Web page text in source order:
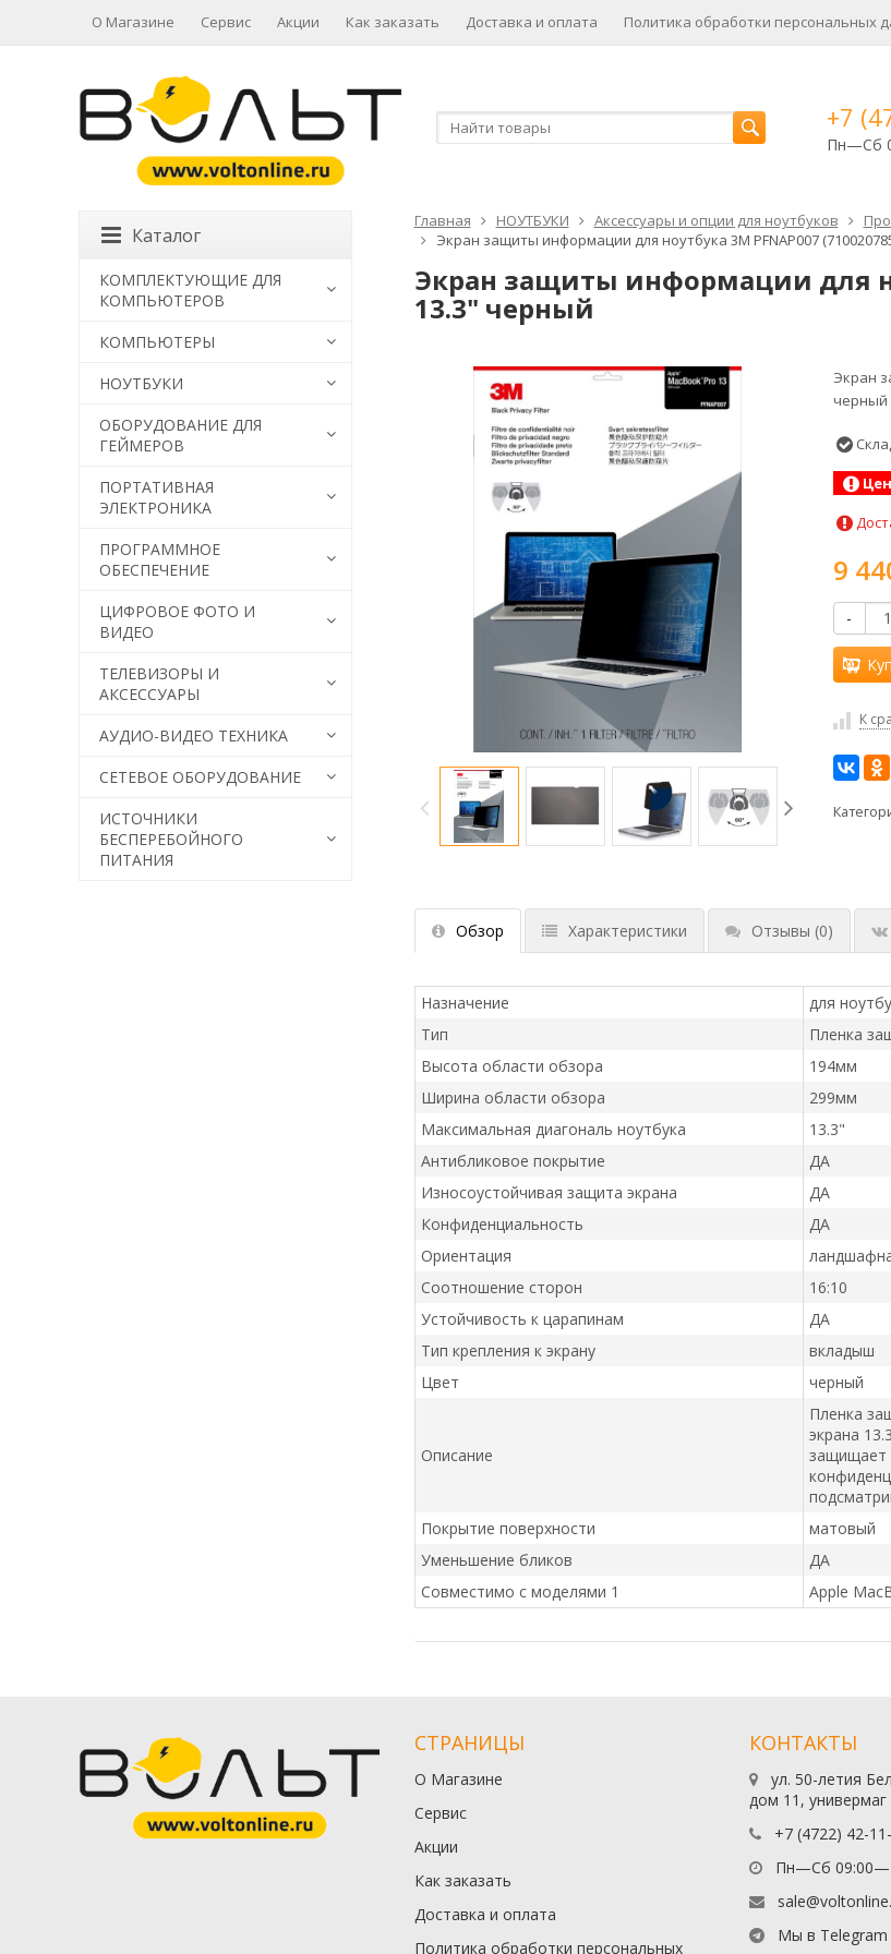
О Магазине Сервис Акции Как заказать Доставка и оплата Политика обработки персональных
+7
Пн—Сб
Главная НОУТБУКИ Аксессуары и опции для ноутбуков
Экран защиты информации для ноутбука 3M PFNAP007
Экран защиты информации для
13.3" черный
Экран
черный
9
-
К
Обзор Характеристики Отзывы (0)
Назначение
для
Тип
Пленка
Высота области обзора
194мм
Ширина области обзора
299мм
Максимальная диагональ ноутбука
13.3"
Антибликовое покрытие
ДА
Износоустойчивая защита экрана
ДА
Конфиденциальность
ДА
Ориентация
Соотношение сторон
16:10
Устойчивость к царапинам
ДА
Тип крепления к экрану
вкладыш
Цвет
черный
Описание
Пленка
экрана
защищает
Покрытие поверхности
матовый
Уменьшение бликов
ДА
Совместимо с моделями 1
Apple
Каталог
КОМПЛЕКТУЮЩИЕ ДЛЯ
КОМПЬЮТЕРОВ
КОМПЬЮТЕРЫ
НОУТБУКИ
ОБОРУДОВАНИЕ ДЛЯ
ГЕЙМЕРОВ
ПОРТАТИВНАЯ
ЭЛЕКТРОНИКА
ПРОГРАММНОЕ
ОБЕСПЕЧЕНИЕ
ЦИФРОВОЕ ФОТО И
ВИДЕО
ТЕЛЕВИЗОРЫ И
АКСЕССУАРЫ
АУДИО-ВИДЕО ТЕХНИКА
СЕТЕВОЕ ОБОРУДОВАНИЕ
ИСТОЧНИКИ
БЕСПЕРЕБОЙНОГО
ПИТАНИЯ
СТРАНИЦЫ
О Магазине
Сервис
Акции
Как заказать
Доставка и оплата
Политика обработки персональных
КОНТАКТЫ
ул. 50-летия
дом 11,
+7 (4722) 42-
Пн—Сб
Мы в Telegram